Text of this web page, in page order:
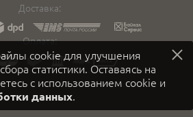
cookie для улучшения
статистики. Оставаясь на
с использованием cookie и
данных.
Доставка:
Оплата: